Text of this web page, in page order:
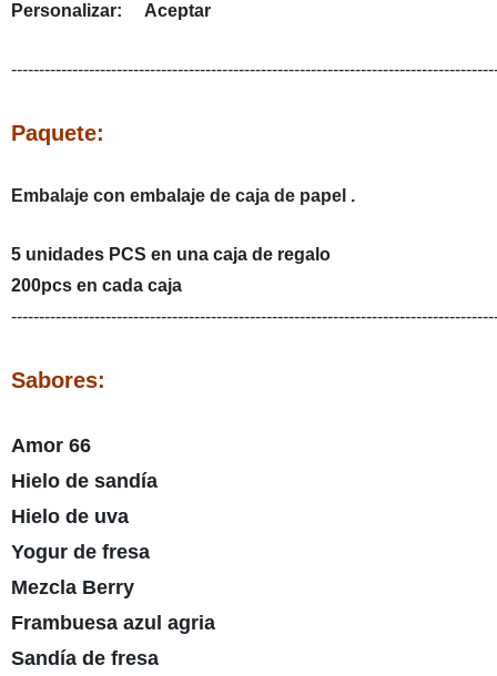
Personalizar: Aceptar
Paquete:
Embalaje con embalaje de caja de papel .
5 unidades PCS en una caja de regalo
200pcs en cada caja
Sabores:
Amor 66
Hielo de sandía
Hielo de uva
Yogur de fresa
Mezcla Berry
Frambuesa azul agria
Sandía de fresa